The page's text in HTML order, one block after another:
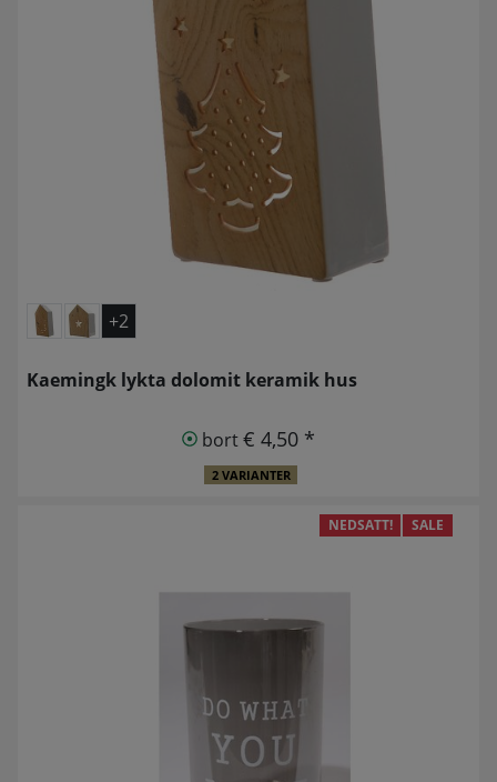
+2
Kaemingk lykta dolomit keramik hus
bort€ 4,50 *
2 VARIANTER
NEDSATT! SALE